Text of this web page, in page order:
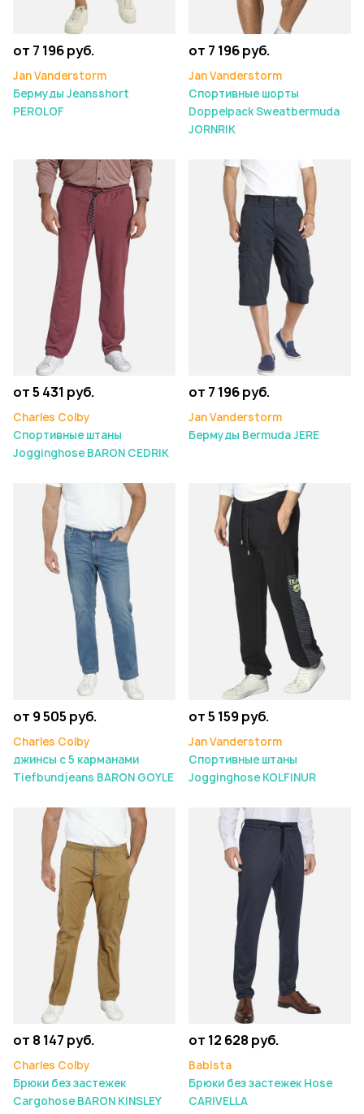
от 7 196 руб.
Jan Vanderstorm
Бермуды Jeansshort
PEROLOF
от 7 196 руб.
Jan Vanderstorm
Спортивные шорты
Doppelpack Sweatbermuda
JORNRIK
от 5 431 руб.
Charles Colby
Спортивные штаны
Jogginghose BARON CEDRIK
от 7 196 руб.
Jan Vanderstorm
Бермуды Bermuda JERE
от 9 505 руб.
Charles Colby
джинсы с 5 карманами
Tiefbundjeans BARON GOYLE
от 5 159 руб.
Jan Vanderstorm
Спортивные штаны
Jogginghose KOLFINUR
от 8 147 руб.
Charles Colby
Брюки без застежек
Cargohose BARON KINSLEY
от 12 628 руб.
Babista
Брюки без застежек Hose
CARIVELLA